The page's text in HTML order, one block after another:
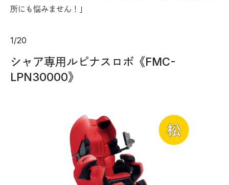
所にも悩みません！」
1/20
シャア専用ルピナスロボ《FMC-
LPN30000》